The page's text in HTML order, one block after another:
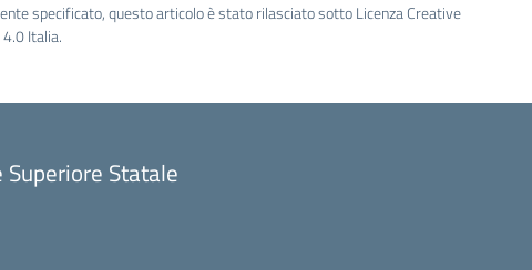
specificato, questo articolo è stato rilasciato sotto Licenza Creative
Italia.
Statale